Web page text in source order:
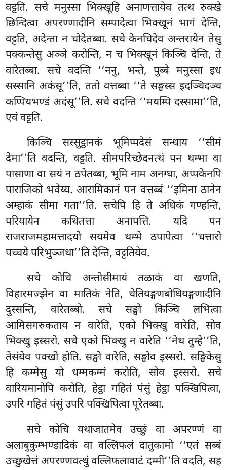
वट्टति. सचे मनुस्सा भिक्खूहि अनाणत्तायेव तत्थ रुक्खे
छिन्दित्वा अपरण्णादीनि सम्पादेत्वाभिक्खूनं भागं देन्ति,
वट्टति, अदेन्ता न चोदेतब्बा. सचे केनचिदेव अन्तरायेन तेसु
पक्कन्तेसु अञ्ञे करोन्ति, न च भिक्खूनं किञ्चि देन्ति, ते
वारेतब्बा. सचे वदन्ति ‘‘ननु, भन्ते, पुब्बे मनुस्सा इध
सस्सानि अकंसू’’ति, ततो वत्तब्बा ‘‘ते सङ्घस्स इदञ्चिदञ्च
कप्पियभण्डं अदंसू’’ति. सचे वदन्ति ‘‘मयम्पि दस्सामा’’ति,
एवं वट्टति.
किञ्चि सस्सुट्ठानकं भूमिप्पदेसं सन्धाय ‘‘सीमं
देमा’’ति वदन्ति, वट्टति. सीमपरिच्छेदनत्थं पन थम्भा वा
पासाणा वा सयं न ठपेतब्बा, भूमि नाम अनग्घा, अप्पकेनपि
पाराजिको भवेय्य. आरामिकानं पन वत्तब्बं ‘‘इमिना ठानेन
अम्हाकं सीमा गता’’ति. सचेपि हि ते अधिकं गण्हन्ति,
परियायेन कथितत्ता अनापत्ति. यदि पन
राजराजमहामत्तादयो सयमेव थम्भे ठपापेत्वा ‘‘चत्तारो
पच्चये परिभुञ्जथा’’ति देन्ति, वट्टतियेव.
सचे कोचि अन्तोसीमायं तळाकं वा खणति,
विहारमज्झेन वा मातिकं नेति, चेतियङ्गणबोधियङ्गणादीनि
दुस्सन्ति, वारेतब्बो. सचे सङ्घो किञ्चि लभित्वा
आमिसगरुकताय न वारेति, एको भिक्खु वारेति, सोव
भिक्खु इस्सरो. सचे एको भिक्खु न वारेति ‘‘नेथ तुम्हे’’ति,
तेसंयेव पक्खो होति. सङ्घो वारेति, सङ्घोव इस्सरो. सङ्घिकेसु
हि कम्मेसु यो धम्मकम्मं करोति, सोव इस्सरो. सचे
वारियमानोपि करोति, हेट्ठा गहितं पंसुं हेट्ठा पक्खिपित्वा,
उपरि गहितं पंसुं उपरि पक्खिपित्वा पूरेतब्बा.
सचे कोचि यथाजातमेव उच्छुं वा अपरण्णं वा
अलाबुकुम्भण्डादिकं वा वल्लिफलं दातुकामो ‘‘एतं सब्बं
उच्छुखेत्तं अपरण्णवत्थुं वल्लिफलावाटं दम्मी’’ति वदति, सह